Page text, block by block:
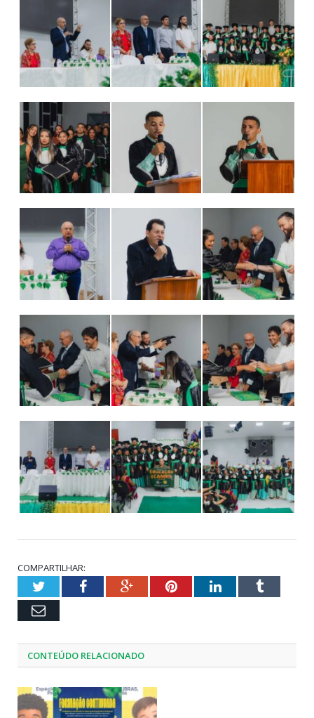
COMPARTILHAR:
TwitterFacebookGoogle+PinterestLinkedInTumblr
Email
CONTEÚDO RELACIONADO